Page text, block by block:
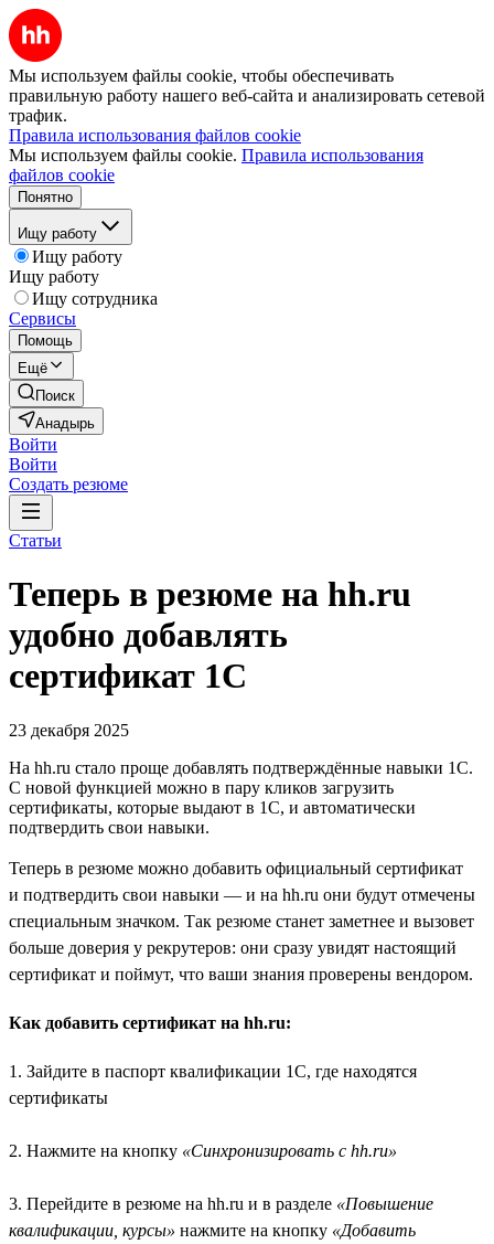
Мы используем файлы cookie, чтобы обеспечивать
правильную работу нашего веб-сайта и анализировать сетевой
трафик.
Правила использования файлов cookie
Мы используем файлы cookie. Правила использования
файлов cookie
Понятно
Ищу работу
Ищу работу
Ищу работу
Ищу сотрудника
Сервисы
Помощь
Ещё
Поиск
Анадырь
Войти
Войти
Создать резюме
Статьи
Теперь в резюме на hh.ru
удобно добавлять
сертификат 1С
23 декабря 2025
На hh.ru стало проще добавлять подтверждённые навыки 1С.
С новой функцией можно в пару кликов загрузить
сертификаты, которые выдают в 1С, и автоматически
подтвердить свои навыки.
Теперь в резюме можно добавить официальный сертификат
и подтвердить свои навыки — и на hh.ru они будут отмечены
специальным значком. Так резюме станет заметнее и вызовет
больше доверия у рекрутеров: они сразу увидят настоящий
сертификат и поймут, что ваши знания проверены вендором.
Как добавить сертификат на hh.ru:
1. Зайдите в паспорт квалификации 1С, где находятся
сертификаты
2. Нажмите на кнопку «Синхронизировать с hh.ru»
3. Перейдите в резюме на hh.ru и в разделе «Повышение
квалификации, курсы» нажмите на кнопку «Добавить